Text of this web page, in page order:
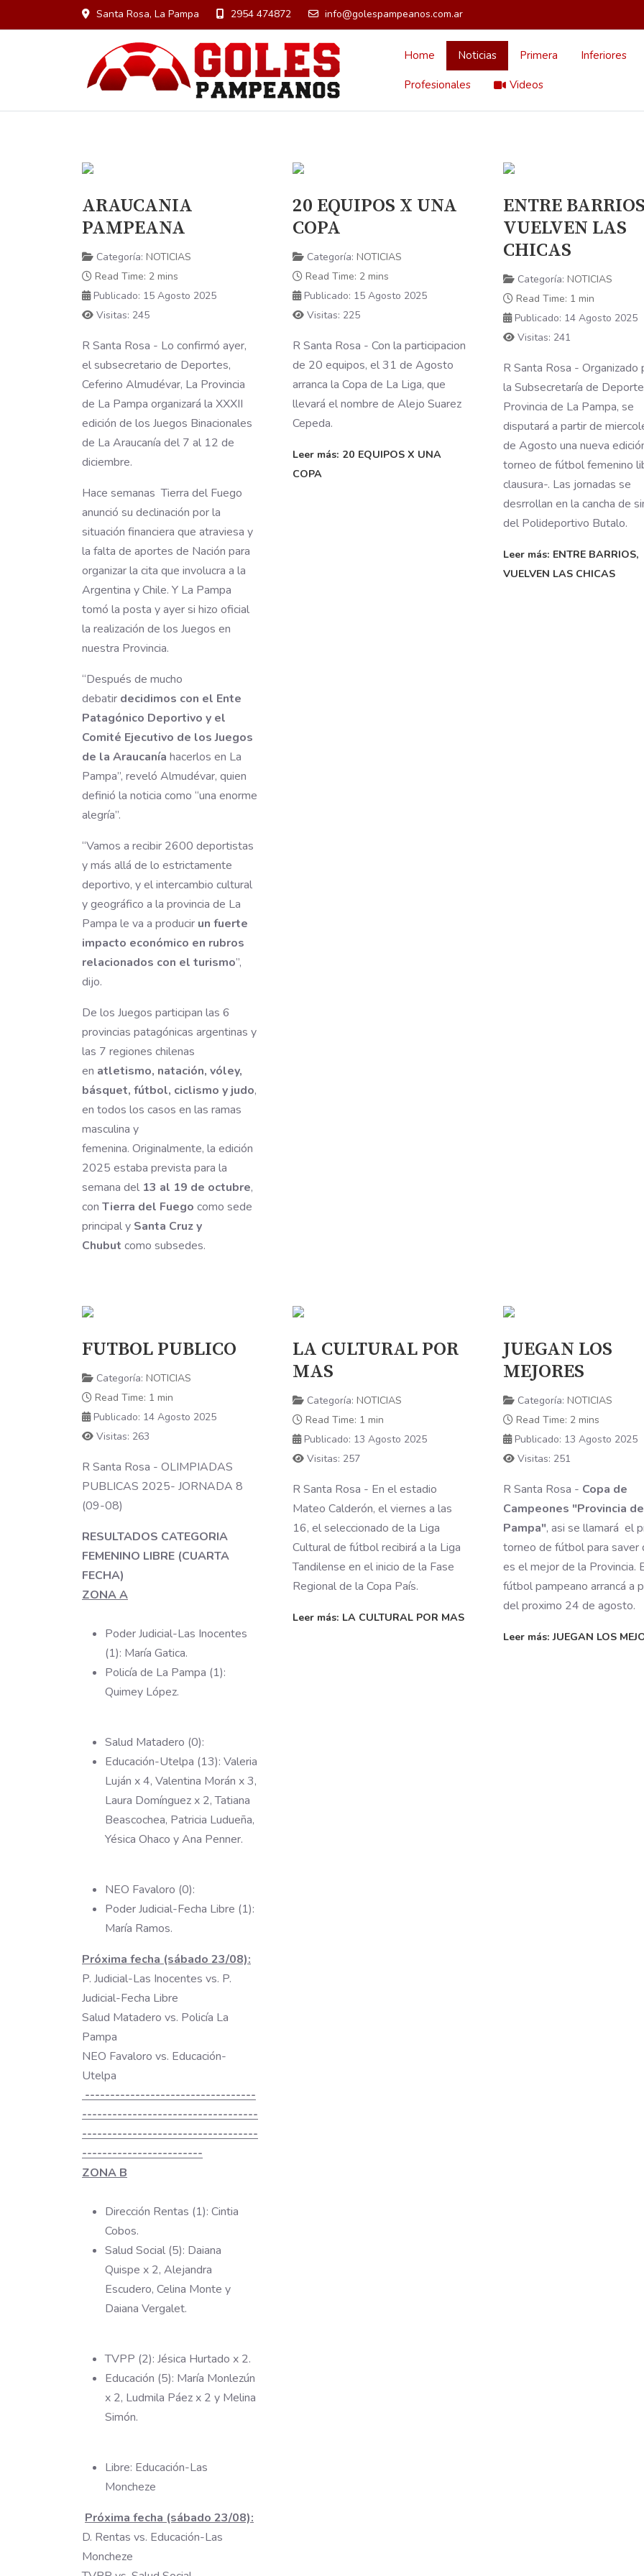
Santa Rosa, La Pampa 2954 474872 info@golespampeanos.com.ar
Home Noticias Primera Inferiores
Profesionales Videos
ARAUCANIA
PAMPEANA
Categoría: NOTICIAS
Read Time: 2 mins
Publicado: 15 Agosto 2025
Visitas: 245
R Santa Rosa - Lo confirmó ayer,
el subsecretario de Deportes,
Ceferino Almudévar, La Provincia
de La Pampa organizará la XXXII
edición de los Juegos Binacionales
de La Araucanía del 7 al 12 de
diciembre.
Hace semanas Tierra del Fuego
anunció su declinación por la
situación financiera que atraviesa y
la falta de aportes de Nación para
organizar la cita que involucra a la
Argentina y Chile. Y La Pampa
tomó la posta y ayer si hizo oficial
la realización de los Juegos en
nuestra Provincia.
“Después de mucho
debatir decidimos con el Ente
Patagónico Deportivo y el
Comité Ejecutivo de los Juegos
de la Araucanía hacerlos en La
Pampa”, reveló Almudévar, quien
definió la noticia como “una enorme
alegría”.
“Vamos a recibir 2600 deportistas
y más allá de lo estrictamente
deportivo, y el intercambio cultural
y geográfico a la provincia de La
Pampa le va a producir un fuerte
impacto económico en rubros
relacionados con el turismo”,
dijo.
De los Juegos participan las 6
provincias patagónicas argentinas y
las 7 regiones chilenas
en atletismo, natación, vóley,
básquet, fútbol, ciclismo y judo,
en todos los casos en las ramas
masculina y
femenina. Originalmente, la edición
2025 estaba prevista para la
semana del 13 al 19 de octubre,
con Tierra del Fuego como sede
principal y Santa Cruz y
Chubut como subsedes.
20 EQUIPOS X UNA
COPA
Categoría: NOTICIAS
Read Time: 2 mins
Publicado: 15 Agosto 2025
Visitas: 225
R Santa Rosa - Con la participacion
de 20 equipos, el 31 de Agosto
arranca la Copa de La Liga, que
llevará el nombre de Alejo Suarez
Cepeda.
Leer más: 20 EQUIPOS X UNA
COPA
ENTRE
VUELVEN LAS
CHICAS
Categoría: NOTICIAS
Read Time: 1 min
Publicado: 14 Agosto 2025
Visitas: 241
R Santa Rosa - Organizado
la Subsecretaría de
Provincia de La Pampa, se
disputará a partir de
de Agosto una nueva
torneo de fútbol femenino
clausura-. Las jornadas se
desrrollan en la cancha de
del Polideportivo Butalo.
Leer más: ENTRE BARRIOS,
VUELVEN LAS CHICAS
FUTBOL PUBLICO
Categoría: NOTICIAS
Read Time: 1 min
Publicado: 14 Agosto 2025
Visitas: 263
R Santa Rosa - OLIMPIADAS
PUBLICAS 2025- JORNADA 8
(09-08)
RESULTADOS CATEGORIA
FEMENINO LIBRE (CUARTA
FECHA)
ZONA A
Poder Judicial-Las Inocentes
(1): María Gatica.
Policía de La Pampa (1):
Quimey López.
Salud Matadero (0):
Educación-Utelpa (13): Valeria
Luján x 4, Valentina Morán x 3,
Laura Domínguez x 2, Tatiana
Beascochea, Patricia Ludueña,
Yésica Ohaco y Ana Penner.
NEO Favaloro (0):
Poder Judicial-Fecha Libre (1):
María Ramos.
Próxima fecha (sábado 23/08):
P. Judicial-Las Inocentes vs. P.
Judicial-Fecha Libre
Salud Matadero vs. Policía La
Pampa
NEO Favaloro vs. Educación-
Utelpa
----------------------------------
-----------------------------------
-----------------------------------
------------------------
ZONA B
Dirección Rentas (1): Cintia
Cobos.
Salud Social (5): Daiana
Quispe x 2, Alejandra
Escudero, Celina Monte y
Daiana Vergalet.
TVPP (2): Jésica Hurtado x 2.
Educación (5): María Monlezún
x 2, Ludmila Páez x 2 y Melina
Simón.
Libre: Educación-Las
Moncheze
Próxima fecha (sábado 23/08):
D. Rentas vs. Educación-Las
Moncheze
LA CULTURAL POR
MAS
Categoría: NOTICIAS
Read Time: 1 min
Publicado: 13 Agosto 2025
Visitas: 257
R Santa Rosa - En el estadio
Mateo Calderón, el viernes a las
16, el seleccionado de la Liga
Cultural de fútbol recibirá a la Liga
Tandilense en el inicio de la Fase
Regional de la Copa País.
Leer más: LA CULTURAL POR MAS
JUEGAN LOS
MEJORES
Categoría: NOTICIAS
Read Time: 2 mins
Publicado: 13 Agosto 2025
Visitas: 251
R Santa Rosa - Copa de
Campeones "Provincia
Pampa", asi se llamará el
torneo de fútbol para saver
es el mejor de la Provincia.
fútbol pampeano arrancá a
del proximo 24 de agosto.
Leer más: JUEGAN LOS